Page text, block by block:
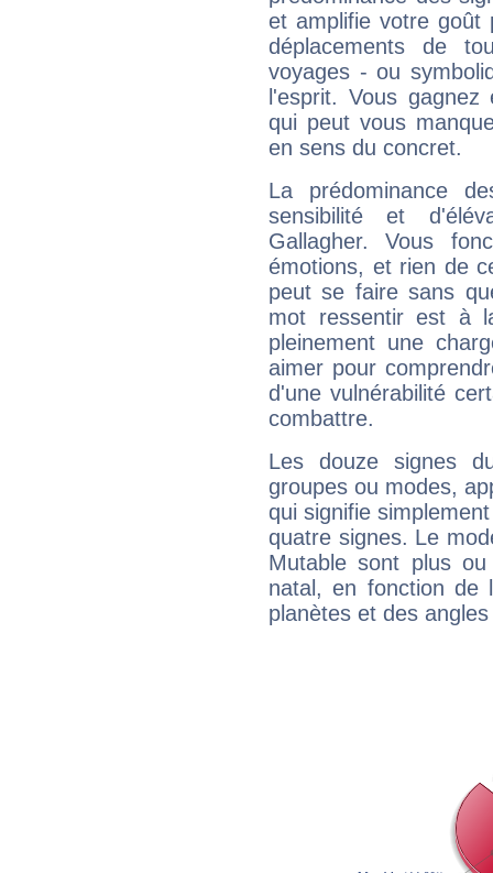
et amplifie votre goût
déplacements de
voyages - ou
l'esprit. Vous
qui peut vous
en sens du concret.
La prédominance
sensibilité et
Gallagher. Vous
émotions, et rien de
peut se faire sans
mot ressentir est à
pleinement une
aimer pour
d'une vulnérabilité
combattre.
Les douze signes
groupes ou modes,
qui signifie
quatre signes. Le
Mutable sont plus
natal, en fonction de
planètes et des